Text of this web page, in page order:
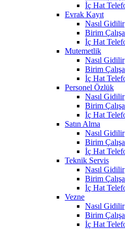
İç Hat
Evrak Kayıt
Nasıl Gidilir
Birim
İç Hat
Mutemetlik
Nasıl Gidilir
Birim
İç Hat
Personel Özlük
Nasıl Gidilir
Birim
İç Hat
Satın Alma
Nasıl Gidilir
Birim
İç Hat
Teknik Servis
Nasıl Gidilir
Birim
İç Hat
Vezne
Nasıl Gidilir
Birim
İç Hat